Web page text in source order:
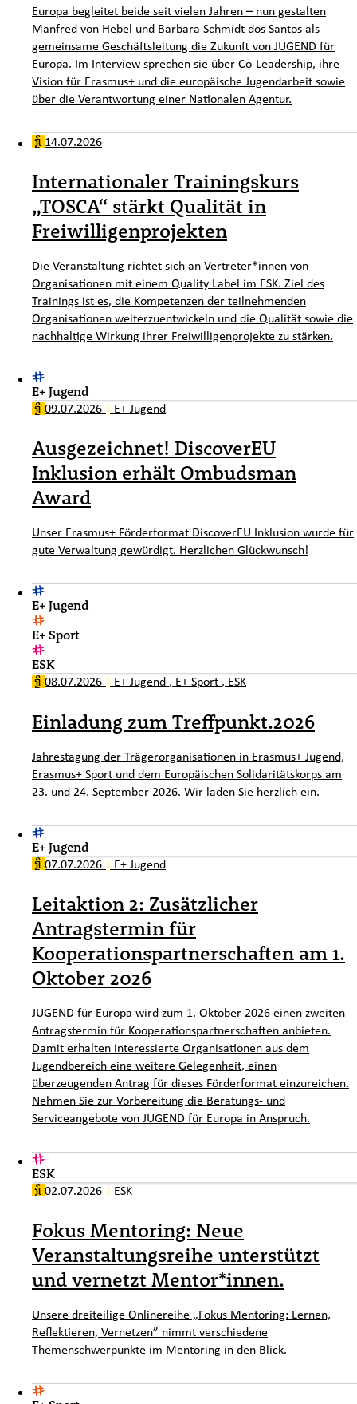
Europa begleitet beide seit vielen Jahren – nun gestalten
Manfred von Hebel und Barbara Schmidt dos Santos als
gemeinsame Geschäftsleitung die Zukunft von JUGEND für
Europa. Im Interview sprechen sie über Co-Leadership, ihre
Vision für Erasmus+ und die europäische Jugendarbeit sowie
über die Verantwortung einer Nationalen Agentur.
14.07.2026
Internationaler Trainingskurs
„TOSCA“ stärkt Qualität in
Freiwilligenprojekten
Die Veranstaltung richtet sich an Vertreter*innen von
Organisationen mit einem Quality Label im ESK. Ziel des
Trainings ist es, die Kompetenzen der teilnehmenden
Organisationen weiterzuentwickeln und die Qualität sowie die
nachhaltige Wirkung ihrer Freiwilligenprojekte zu stärken.
E+ Jugend
09.07.2026 | E+ Jugend
Ausgezeichnet! DiscoverEU
Inklusion erhält Ombudsman
Award
Unser Erasmus+ Förderformat DiscoverEU Inklusion wurde für
gute Verwaltung gewürdigt. Herzlichen Glückwunsch!
E+ Jugend
E+ Sport
ESK
08.07.2026 | E+ Jugend , E+ Sport , ESK
Einladung zum Treffpunkt.2026
Jahrestagung der Trägerorganisationen in Erasmus+ Jugend,
Erasmus+ Sport und dem Europäischen Solidaritätskorps am
23. und 24. September 2026. Wir laden Sie herzlich ein.
E+ Jugend
07.07.2026 | E+ Jugend
Leitaktion 2: Zusätzlicher
Antragstermin für
Kooperationspartnerschaften am 1.
Oktober 2026
JUGEND für Europa wird zum 1. Oktober 2026 einen zweiten
Antragstermin für Kooperationspartnerschaften anbieten.
Damit erhalten interessierte Organisationen aus dem
Jugendbereich eine weitere Gelegenheit, einen
überzeugenden Antrag für dieses Förderformat einzureichen.
Nehmen Sie zur Vorbereitung die Beratungs- und
Serviceangebote von JUGEND für Europa in Anspruch.
ESK
02.07.2026 | ESK
Fokus Mentoring: Neue
Veranstaltungsreihe unterstützt
und vernetzt Mentor*innen.
Unsere dreiteilige Onlinereihe „Fokus Mentoring: Lernen,
Reflektieren, Vernetzen” nimmt verschiedene
Themenschwerpunkte im Mentoring in den Blick.